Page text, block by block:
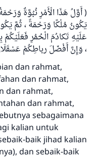
( أَوَّلُ هَذَا الْأَمْرِ نُبُوَّةٌ
يَكُونُ مُلْكًا وَرَحْمَةً ، ثُمَّ
عَلَيْهِ تَكادُمَ الْحُمُرِ فَعَلَيْكُمْ
، وَإِنَّ أَفْضَلَ رباطِكُمْ
dan rahmat,
dan rahmat,
dan rahmat,
dan rahmat,
sebagaimana
kalian untuk
baik jihad kalian
dan sebaik-baik